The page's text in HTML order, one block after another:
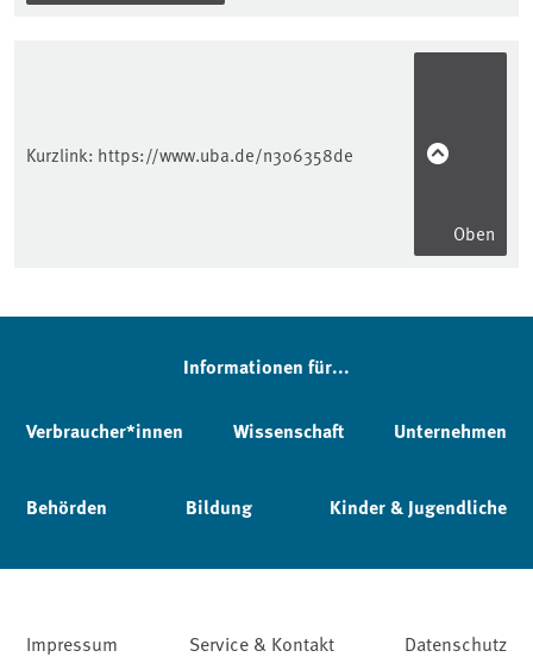
Kurzlink: https://www.uba.de/n306358de
Oben
Informationen für...
Verbraucher*innen Wissenschaft Unternehmen
Behörden Bildung Kinder & Jugendliche
Impressum Service & Kontakt
Datenschutz